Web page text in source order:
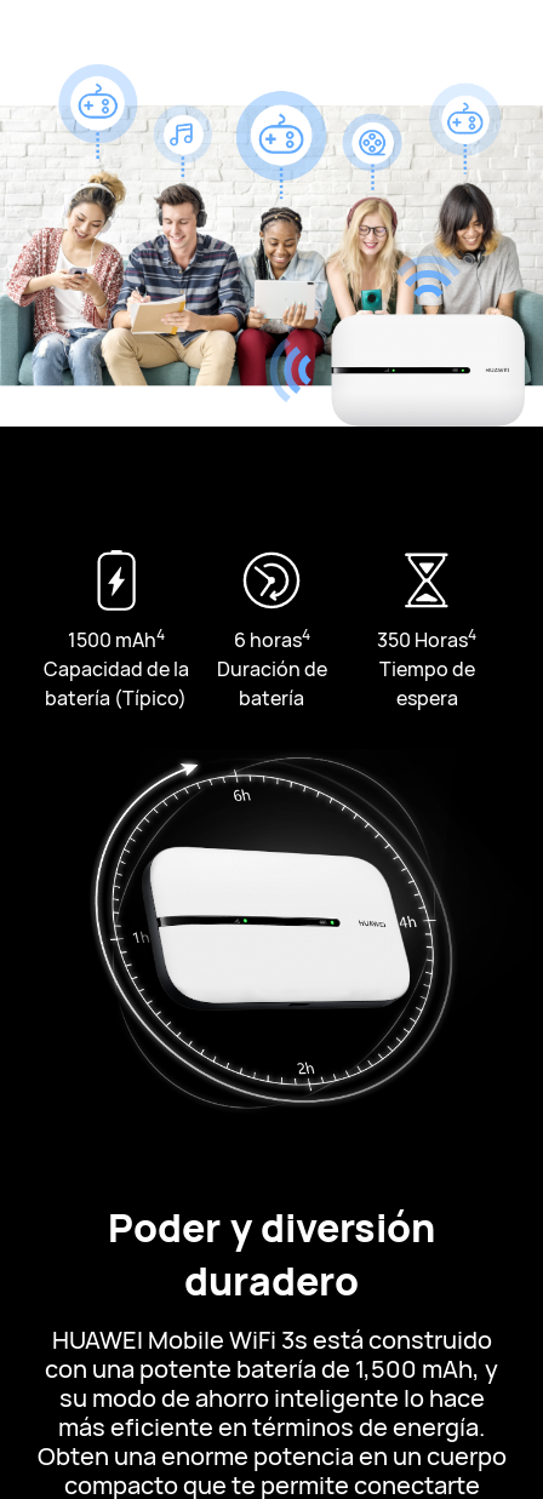
1500 mAh4
Capacidad de la
batería (Típico)
6 horas4
Duración de
batería
350 Horas4
Tiempo de
espera
Poder y diversión
duradero
HUAWEI Mobile WiFi 3s está construido
con una potente batería de 1,500 mAh, y
su modo de ahorro inteligente lo hace
más eficiente en términos de energía.
Obten una enorme potencia en un cuerpo
compacto que te permite conectarte